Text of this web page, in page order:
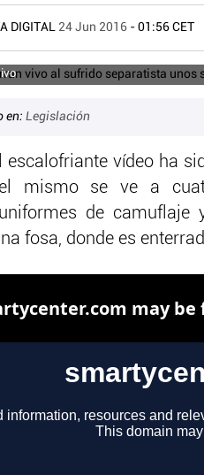
DIGITAL 24 Jun 2016 - 01:56 CET
en: Legislación
l escalofriante vídeo ha
el mismo se ve a
uniformes de camuflaje
fosa, donde es